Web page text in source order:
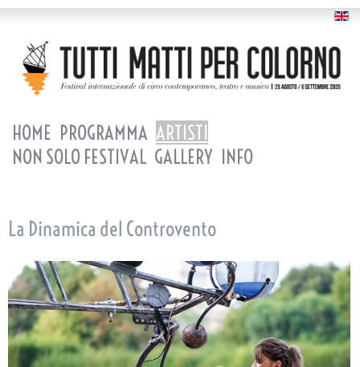
HOME PROGRAMMA ARTISTI
NON SOLO FESTIVAL GALLERY INFO
La Dinamica del Controvento